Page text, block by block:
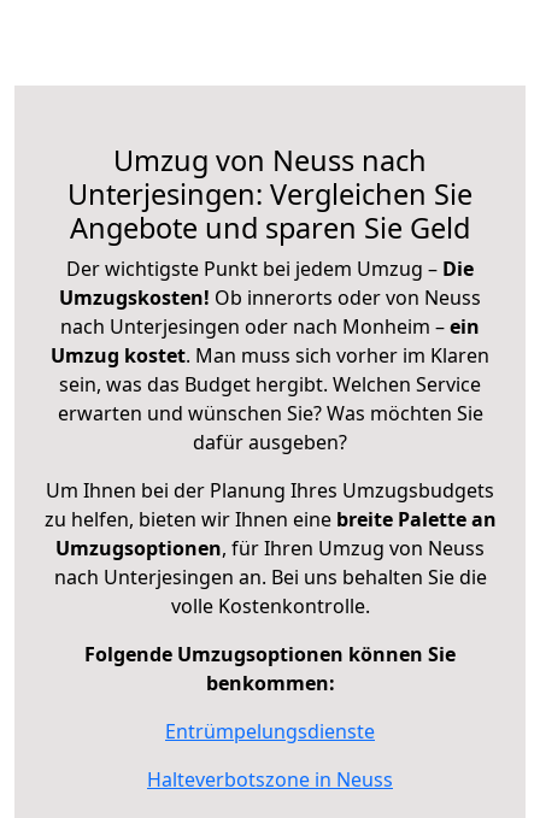
Umzug von Neuss nach
Unterjesingen: Vergleichen Sie
Angebote und sparen Sie Geld
Der wichtigste Punkt bei jedem Umzug – Die
Umzugskosten! Ob innerorts oder von Neuss
nach Unterjesingen oder nach Monheim –ein
Umzug kostet. Man muss sich vorher im Klaren
sein, was das Budget hergibt. Welchen Service
erwarten und wünschen Sie? Was möchten Sie
dafür ausgeben?
Um Ihnen bei der Planung Ihres Umzugsbudgets
zu helfen, bieten wir Ihnen eine breite Palette an
Umzugsoptionen, für Ihren Umzug von Neuss
nach Unterjesingen an. Bei uns behalten Sie die
volle Kostenkontrolle.
Folgende Umzugsoptionen können Sie
benkommen:
Entrümpelungsdienste
Halteverbotszone in Neuss